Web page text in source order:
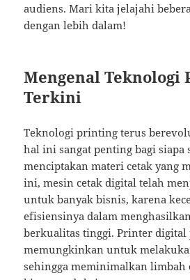
audiens. Mari kita jelajahi
dengan lebih dalam!
Mengenal Teknologi
Terkini
Teknologi printing terus
hal ini sangat penting bagi siapa
menciptakan materi cetak yang
ini, mesin cetak digital telah
untuk banyak bisnis, karena
efisiensinya dalam
berkualitas tinggi. Printer digital
memungkinkan untuk
sehingga meminimalkan limbah